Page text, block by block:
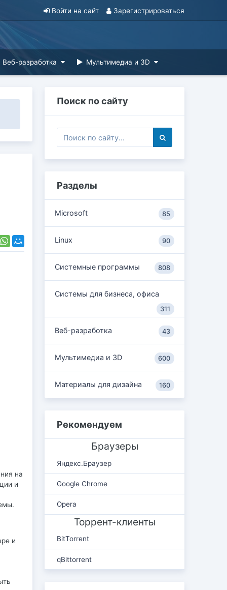
Войти на сайт Зарегистрироваться
Веб-разработка Мультимедиа и 3D
на
и
и
Поиск по сайту
Разделы
Microsoft 85
Linux 90
Системные программы 808
Системы для бизнеса, офиса
311
Веб-разработка 43
Мультимедиа и 3D 600
Материалы для дизайна 160
Рекомендуем
Браузеры
Яндекс.Браузер
Google Chrome
Opera
Торрент-клиенты
BitTorrent
qBittorrent